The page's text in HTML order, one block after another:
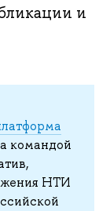
и
командой
НТИ